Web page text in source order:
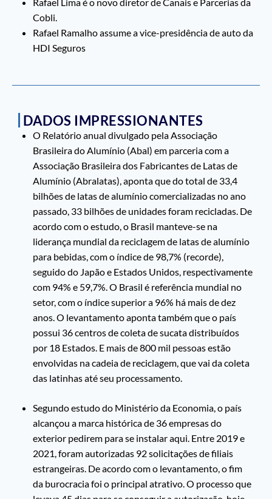
Cobli.
Rafael Ramalho assume a vice-presidência de auto da
HDI Seguros
DADOS IMPRESSIONANTES
O Relatório anual divulgado pela Associação
Brasileira do Alumínio (Abal) em parceria com a
Associação Brasileira dos Fabricantes de Latas de
Alumínio (Abralatas), aponta que do total de 33,4
bilhões de latas de alumínio comercializadas no ano
passado, 33 bilhões de unidades foram recicladas. De
acordo com o estudo, o Brasil manteve-se na
liderança mundial da reciclagem de latas de alumínio
para bebidas, com o índice de 98,7% (recorde),
seguido do Japão e Estados Unidos, respectivamente
com 94% e 59,7%. O Brasil é referência mundial no
setor, com o índice superior a 96% há mais de dez
anos. O levantamento aponta também que o país
possui 36 centros de coleta de sucata distribuídos
por 18 Estados. E mais de 800 mil pessoas estão
envolvidas na cadeia de reciclagem, que vai da coleta
das latinhas até seu processamento.
Segundo estudo do Ministério da Economia, o país
alcançou a marca histórica de 36 empresas do
exterior pedirem para se instalar aqui. Entre 2019 e
2021, foram autorizadas 92 solicitações de filiais
estrangeiras. De acordo com o levantamento, o fim
da burocracia foi o principal atrativo. O processo que